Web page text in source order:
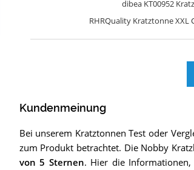
dibea KT00952
RHRQuality Kratztonne XXL
Kundenmeinung
Bei unserem Kratztonnen Test oder
zum Produkt betrachtet. Die Nobby
von 5 Sternen. Hier die